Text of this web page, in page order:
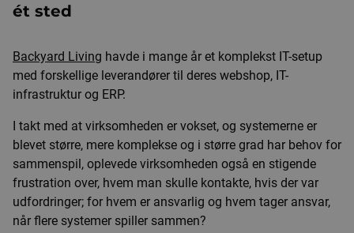
ét sted
Backyard Living havde i mange år et komplekst IT-setup
med forskellige leverandører til deres webshop, IT-
infrastruktur og ERP.
I takt med at virksomheden er vokset, og systemerne er
blevet større, mere komplekse og i større grad har behov for
sammenspil, oplevede virksomheden også en stigende
frustration over, hvem man skulle kontakte, hvis der var
udfordringer; for hvem er ansvarlig og hvem tager ansvar,
når flere systemer spiller sammen?